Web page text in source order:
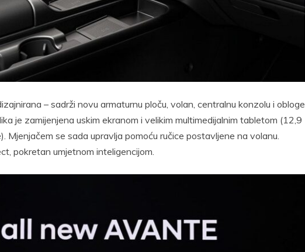
– sadrži novu armaturnu ploču, volan, centralnu konzolu i obloge
je zamijenjena uskim ekranom i velikim multimedijalnim tabletom (12,9
Mjenjačem se sada upravlja pomoću ručice postavljene na volanu.
pokretan umjetnom inteligencijom.